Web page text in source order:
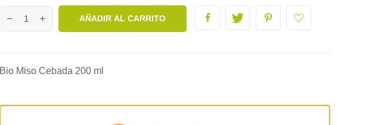
AÑADIR AL CARRITO
Bio Miso Cebada 200 ml